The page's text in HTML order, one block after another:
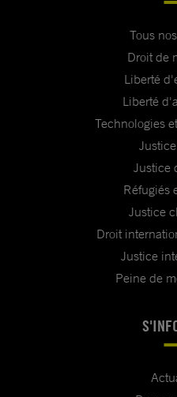
Tous
Droit de
Liberté
Liberté
Technologies
Justice
Réfugiés
Justice
Droit
Justice
Peine de